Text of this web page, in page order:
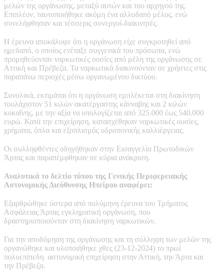
μελών της οργάνωσης, μεταξύ αυτών και του αρχηγού της.
Επιπλέον, ταυτοποιήθηκε ακόμη ένα αλλοδαπό μέλος, ενώ
συνελήφθησαν και τέσσερις συνεργοί-διακινητές.
Η έρευνα αποκάλυψε ότι η οργάνωση είχε συγκροτηθεί από
ημεδαπό, ο οποίος ενέταξε συγγενικά του πρόσωπα, ενώ
προμηθεύονταν ναρκωτικές ουσίες από μέλη της οργάνωσης σε
Αττική και Πρέβεζα. Τα ναρκωτικά διακινούνταν σε χρήστες στις
παραπάνω περιοχές μέσω οργανωμένου δικτύου.
Συνολικά, εκτιμάται ότι η οργάνωση εμπλέκεται στη διακίνηση
τουλάχιστον 51 κιλών ακατέργαστης κάνναβης και 2 κιλών
κοκαΐνης, με την αξία να υπολογίζεται από 325.000 έως 540.000
ευρώ. Κατά την επιχείρηση, κατασχέθηκαν ναρκωτικές ουσίες,
χρήματα, όπλα και εξοπλισμός υδροπονικής καλλιέργειας.
Οι συλληφθέντες οδηγήθηκαν στην Εισαγγελία Πρωτοδικών
Άρτας και παραπέμφθηκαν σε κύρια ανάκριση.
Αναλυτικά το δελτίο τύπου της Γενικής Περιφερειακής
Αστυνομικής Διεύθυνσης Ηπείρου αναφέρει:
Εξαρθρώθηκε ύστερα από πολύμηνη έρευνα του Τμήματος
Ασφάλειας Άρτας εγκληματική οργάνωση, που
δραστηριοποιούνταν στη διακίνηση ναρκωτικών.
Για την αποδόμηση της οργάνωσης και τη σύλληψη των μελών της
οργανώθηκε και υλοποιήθηκε χθες (23-12-2024) το πρωί
πολυεπίπεδη αστυνομική επιχείρηση στην Αττική, την Άρτα και
την Πρέβεζα.